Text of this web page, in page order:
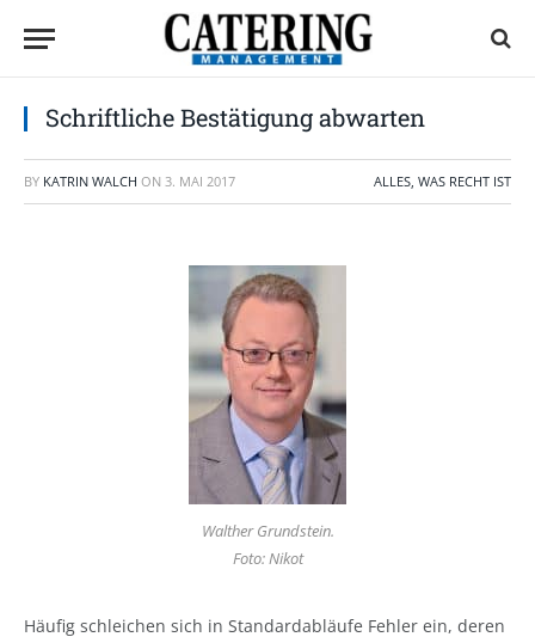
Schriftliche Bestätigung abwarten
BY KATRIN WALCH ON 3. MAI 2017 ALLES, WAS RECHT IST
Walther Grundstein.
Foto: Nikot
Häufig schleichen sich in Standardabläufe Fehler ein, deren